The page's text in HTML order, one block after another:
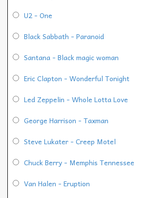
U2 - One
Black Sabbath - Paranoid
Santana - Black magic woman
Eric Clapton - Wonderful Tonight
Led Zeppelin - Whole Lotta Love
George Harrison - Taxman
Steve Lukater - Creep Motel
Chuck Berry - Memphis Tennessee
Van Halen - Eruption